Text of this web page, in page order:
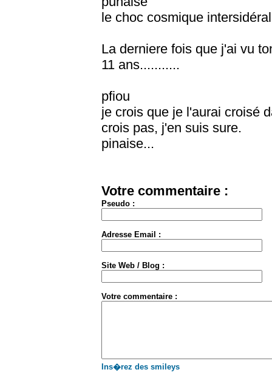
le choc cosmique intersidéral
La derniere fois que j'ai vu
11 ans...........
pfiou
je crois que je l'aurai croisé
crois pas, j'en suis sure.
pinaise...
Votre commentaire :
Pseudo :
Adresse Email :
Site Web / Blog :
Votre commentaire :
Ins�rez des smileys